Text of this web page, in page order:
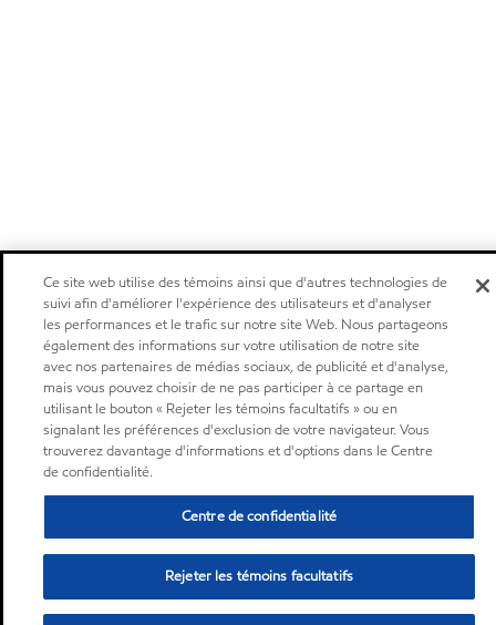
Ce site web utilise des témoins ainsi que d'autres technologies de
suivi afin d'améliorer l'expérience des utilisateurs et d'analyser
les performances et le trafic sur notre site Web. Nous partageons
également des informations sur votre utilisation de notre site
avec nos partenaires de médias sociaux, de publicité et d'analyse,
mais vous pouvez choisir de ne pas participer à ce partage en
utilisant le bouton « Rejeter les témoins facultatifs » ou en
signalant les préférences d'exclusion de votre navigateur. Vous
trouverez davantage d'informations et d'options dans le Centre
de confidentialité.
Centre de confidentialité
Rejeter les témoins facultatifs